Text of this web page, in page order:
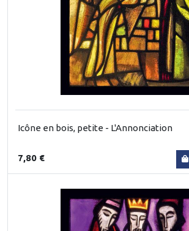
Icône en bois, petite - L'Annonciation
7,80 €